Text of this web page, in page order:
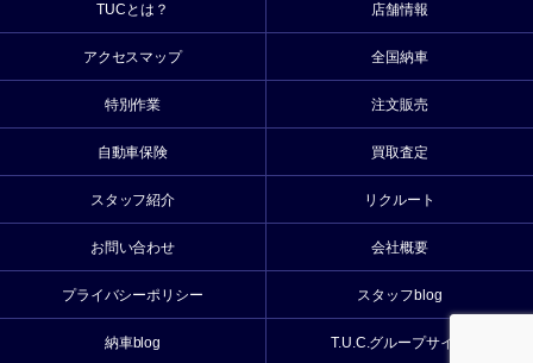
TUCとは？ 店舗情報
アクセスマップ 全国納車
特別作業 注文販売
自動車保険 買取査定
スタッフ紹介 リクルート
お問い合わせ 会社概要
プライバシーポリシー スタッフblog
納車blog T.U.C.グループサイト